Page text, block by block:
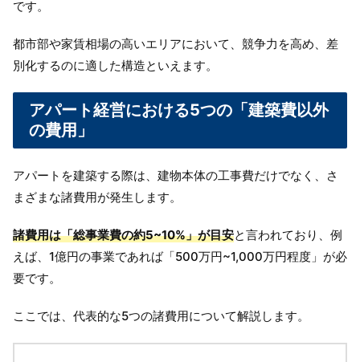
です。
都市部や家賃相場の高いエリアにおいて、競争力を高め、差
別化するのに適した構造といえます。
アパート経営における5つの「建築費以外
の費用」
アパートを建築する際は、建物本体の工事費だけでなく、さ
まざまな諸費用が発生します。
諸費用は「総事業費の約5~10%」が目安と言われており、例
えば、1億円の事業であれば「500万円~1,000万円程度」が必
要です。
ここでは、代表的な5つの諸費用について解説します。